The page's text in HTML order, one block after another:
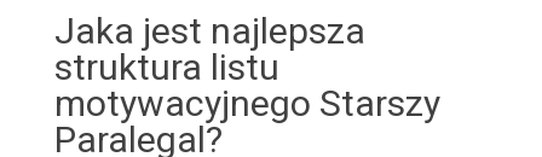
Jaka jest najlepsza
struktura listu
motywacyjnego Starszy
Paralegal?